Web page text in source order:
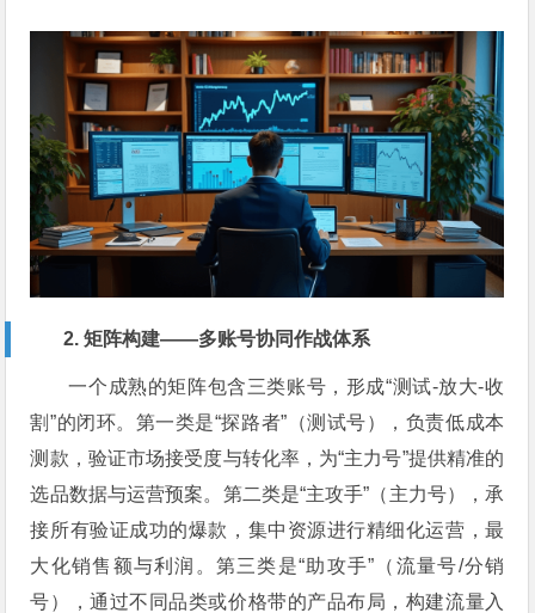
2. 矩阵构建——多账号协同作战体系
一个成熟的矩阵包含三类账号，形成“测试-放大-收
割”的闭环。第一类是“探路者”（测试号），负责低成本
测款，验证市场接受度与转化率，为“主力号”提供精准的
选品数据与运营预案。第二类是“主攻手”（主力号），承
接所有验证成功的爆款，集中资源进行精细化运营，最
大化销售额与利润。第三类是“助攻手”（流量号/分销
号），通过不同品类或价格带的产品布局，构建流量入